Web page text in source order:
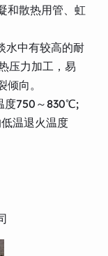
和散热用管、虹
水中有较高的耐
压力加工，易
向。
度750～830℃;
温退火温度